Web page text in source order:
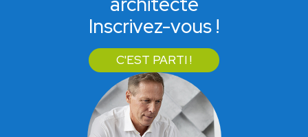
Inscrivez-vous !
C'EST PARTI !